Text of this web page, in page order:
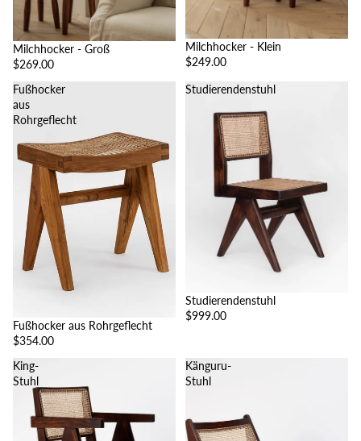
Milchhocker - Groß
$269.00
Milchhocker - Klein
$249.00
Fußhocker
aus
Rohrgeflecht
Fußhocker aus Rohrgeflecht
$354.00
Studierendenstuhl
Studierendenstuhl
$999.00
King-
Stuhl
Känguru-
Stuhl